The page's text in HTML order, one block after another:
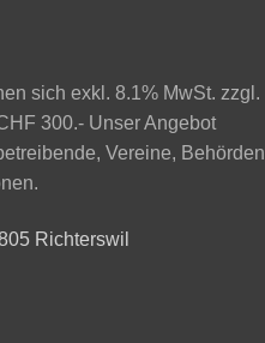
sich exkl. 8.1% MwSt. zzgl.
300.- Unser Angebot
Vereine, Behörden
Richterswil